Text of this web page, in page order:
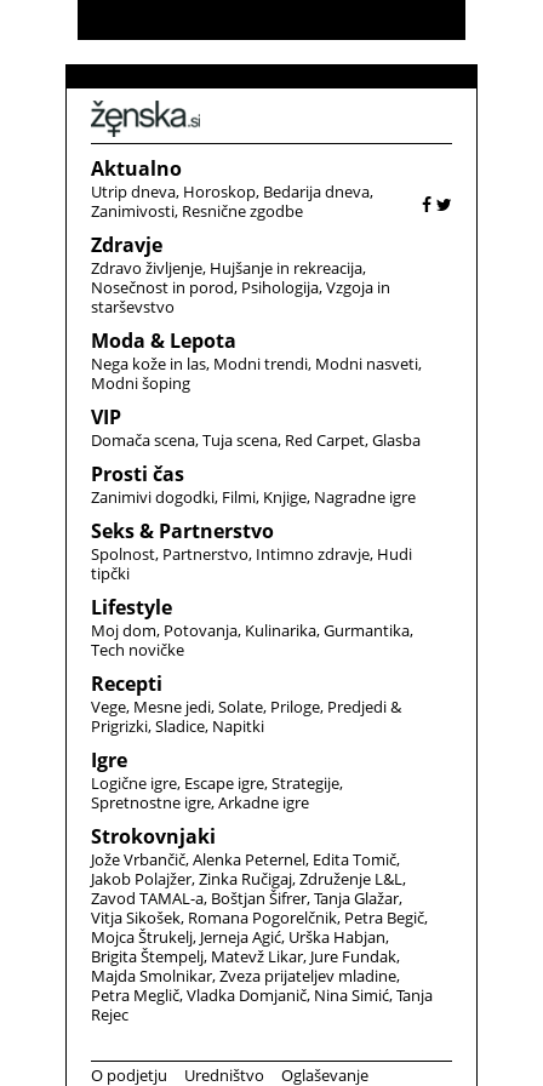
Aktualno
Utrip dneva Horoskop Bedarija dneva
Zanimivosti Resnične zgodbe
Zdravje
Zdravo življenje Hujšanje in rekreacija
Nosečnost in porod Psihologija Vzgoja in
starševstvo
Moda & Lepota
Nega kože in las Modni trendi Modni nasveti
Modni šoping
VIP
Domača scena Tuja scena Red Carpet Glasba
Prosti čas
Zanimivi dogodki Filmi Knjige Nagradne igre
Seks & Partnerstvo
Spolnost Partnerstvo Intimno zdravje Hudi
tipčki
Lifestyle
Moj dom Potovanja Kulinarika Gurmantika
Tech novičke
Recepti
Vege Mesne jedi Solate Priloge Predjedi &
Prigrizki Sladice Napitki
Igre
Logične igre Escape igre Strategije
Spretnostne igre Arkadne igre
Strokovnjaki
Jože Vrbančič Alenka Peternel Edita Tomič
Jakob Polajžer Zinka Ručigaj Združenje L&L
Zavod TAMAL-a Boštjan Šifrer Tanja Glažar
Vitja Sikošek Romana Pogorelčnik Petra Begič
Mojca Štrukelj Jerneja Agić Urška Habjan
Brigita Štempelj Matevž Likar Jure Fundak
Majda Smolnikar Zveza prijateljev mladine
Petra Meglič Vladka Domjanič Nina Simić Tanja
Rejec
O podjetju Uredništvo Oglaševanje